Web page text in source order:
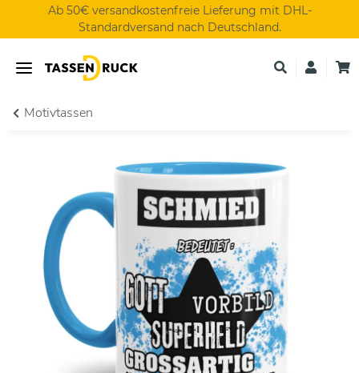
Ab 50€ versandkostenfreie Lieferung mit DHL-
Standardversand nach Deutschland.
Motivtassen